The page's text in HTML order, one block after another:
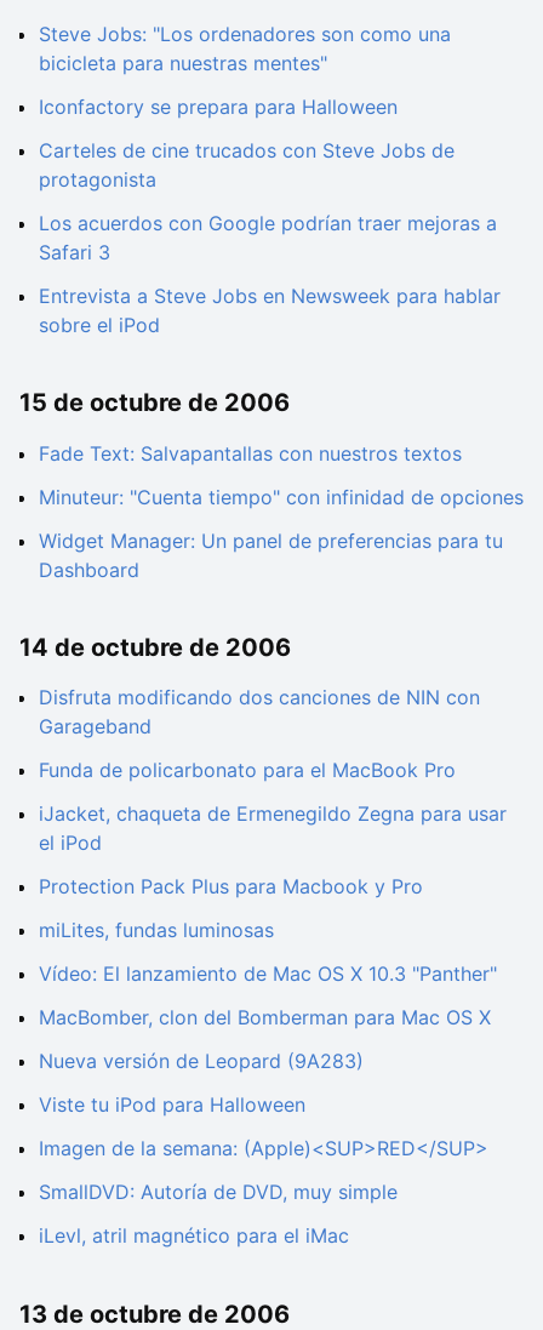
Steve Jobs: "Los ordenadores son como una
bicicleta para nuestras mentes"
Iconfactory se prepara para Halloween
Carteles de cine trucados con Steve Jobs de
protagonista
Los acuerdos con Google podrían traer mejoras a
Safari 3
Entrevista a Steve Jobs en Newsweek para hablar
sobre el iPod
15 de octubre de 2006
Fade Text: Salvapantallas con nuestros textos
Minuteur: "Cuenta tiempo" con infinidad de opciones
Widget Manager: Un panel de preferencias para tu
Dashboard
14 de octubre de 2006
Disfruta modificando dos canciones de NIN con
Garageband
Funda de policarbonato para el MacBook Pro
iJacket, chaqueta de Ermenegildo Zegna para usar
el iPod
Protection Pack Plus para Macbook y Pro
miLites, fundas luminosas
Vídeo: El lanzamiento de Mac OS X 10.3 "Panther"
MacBomber, clon del Bomberman para Mac OS X
Nueva versión de Leopard (9A283)
Viste tu iPod para Halloween
Imagen de la semana: (Apple)<SUP>RED</SUP>
SmallDVD: Autoría de DVD, muy simple
iLevl, atril magnético para el iMac
13 de octubre de 2006